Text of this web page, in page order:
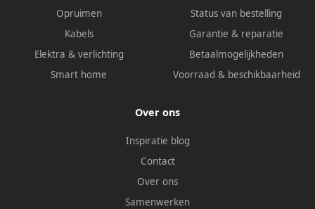
Opruimen
Kabels
Elektra & verlichting
Smart home
Status van bestelling
Garantie & reparatie
Betaalmogelijkheden
Voorraad & beschikbaarheid
Over ons
Inspiratie blog
Contact
Over ons
Samenwerken